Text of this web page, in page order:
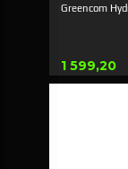
Greencom
Pris
1 599,20